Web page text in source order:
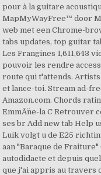
pour à la guitare
MapMyWayFree™ door
web met een Chrome-
tabs updates, top guitar
Les Frangines 1,611,643
pouvoir les rendre
route qui t'attends. Artists
et lance-toi. Stream ad-
Amazon.com. Chords
EmmÃ¨ne-la C Retrouver
ses br Add new tab Help
Luik volgt u de E25
aan "Baraque de
autodidacte et depuis
que j'ai appris au travers